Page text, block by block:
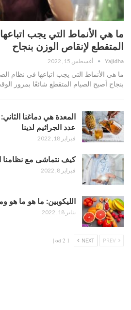
ما هي الأنماط التي يجب
المتقطع لإنقاص الوزن بنجاح
Yajidha أغسطس 15, 2022
ما هي الأنماط التي يجب اتباعها في نظام
بنجاح أصبح الصيام المتقطع شائعًا بمرور
المعدة هي دماغنا
عدد الجراثيم لدينا
فبراير 18, 2022
كيف نتماشى مع
فبراير 8, 2022
الليكوبين: ما هو ما هو
يناير 18, 2022
NEXT
1 od 2 |